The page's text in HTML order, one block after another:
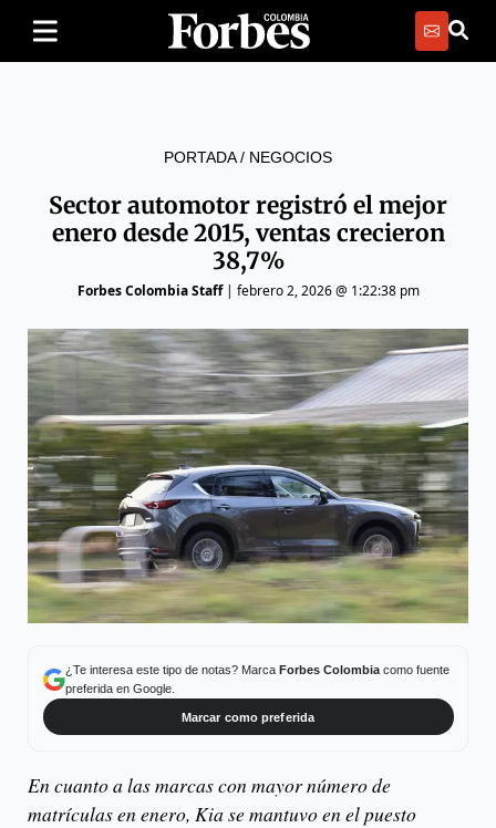
PORTADA/ NEGOCIOS
Sector automotor registró el mejor
enero desde 2015, ventas crecieron
38,7%
Forbes Colombia Staff| febrero 2, 2026 @ 1:22:38 pm
¿Te interesa este tipo de notas? Marca Forbes Colombiacomo fuente
preferida en Google.
Marcar como preferida
En cuanto a las marcas con mayor número de
matrículas en enero, Kia se mantuvo en el puesto